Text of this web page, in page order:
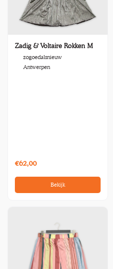
Zadig & Voltaire Rokken M
zogoedalsnieuw
Antwerpen
€62,00
Bekijk